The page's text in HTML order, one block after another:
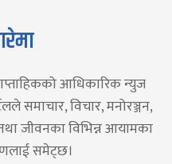
आधिकारिक न्युज
समाचार, विचार, मनोरञ्जन,
जीवनका विभिन्न आयामका
समेट्छ।